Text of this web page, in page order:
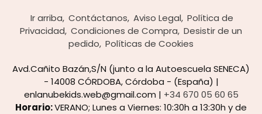
Ir arriba Contáctanos Aviso Legal Política de
Privacidad Condiciones de Compra Desistir de un
pedido Políticas de Cookies
Avd.Cañito Bazán,S/N (junto a la Autoescuela SENECA)
- 14008 CÓRDOBA, Córdoba - (España) |
enlanubekids.web@gmail.com | +34 670 05 60 65
Horario:VERANO; Lunes a Viernes: 10:30h a 13:30h y de